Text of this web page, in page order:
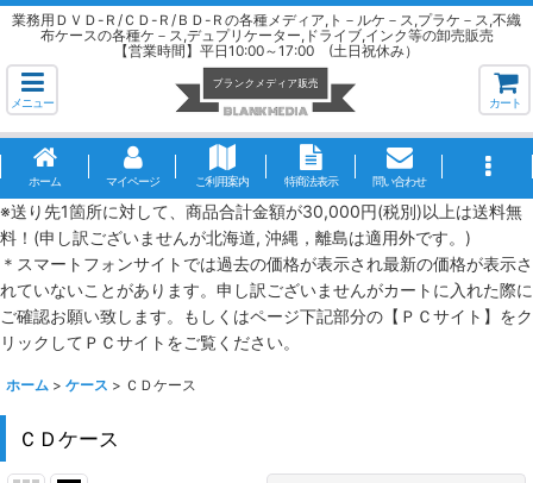
業務用ＤＶＤ-Ｒ/ＣＤ-Ｒ/ＢＤ-Ｒの各種メディア,ト－ルケ－ス,プラケ－ス,不織
布ケースの各種ケ－ス,デュプリケーター,ドライブ,インク等の卸売販売
【営業時間】平日10:00～17:00 (土日祝休み）
メニュー カート
ホーム マイページ ご利用案内 特商法表示 問い合わせ
※送り先1箇所に対して、商品合計金額が30,000円(税別)以上は送料無
料！(申し訳ございませんが北海道, 沖縄，離島は適用外です。)
＊スマートフォンサイトでは過去の価格が表示され最新の価格が表示さ
れていないことがあります。申し訳ございませんがカートに入れた際に
ご確認お願い致します。もしくはページ下記部分の【ＰＣサイト】をク
リックしてＰＣサイトをご覧ください。
ホーム > ケース > ＣＤケース
ＣＤケース